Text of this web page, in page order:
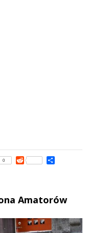
0 Reddit
Amatorów